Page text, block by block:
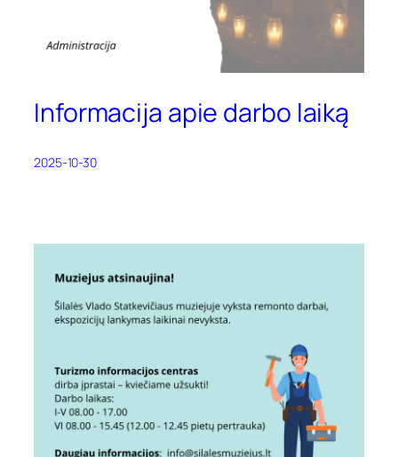
Informacija apie darbo laiką
2025-10-30